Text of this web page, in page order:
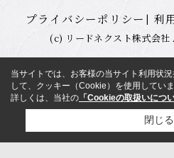
プライバシーポリシー 利
(c) リードネクスト株式会
当サイトでは、お客様の当サイト利用状
して、クッキー（Cookie）を使用していま
詳しくは、当社の 「Cookieの取扱いについ
閉じる